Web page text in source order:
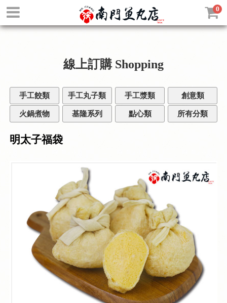
0
線上訂購 Shopping
手工餃類 手工丸子類 手工漿類 創意類
火鍋煮物 基隆系列 點心類 所有分類
明太子福袋